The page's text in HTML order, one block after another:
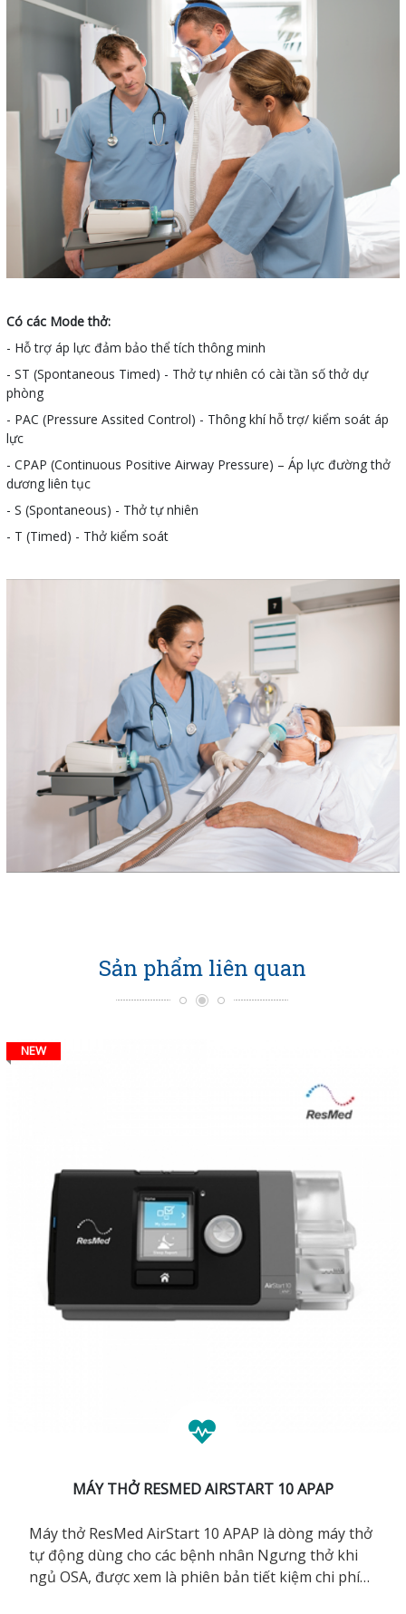
Có các Mode thở:
- Hỗ trợ áp lực đảm bảo thể tích thông minh
- ST (Spontaneous Timed) - Thở tự nhiên có cài tần số thở dự
phòng
- PAC (Pressure Assited Control) - Thông khí hỗ trợ/ kiểm soát áp
lực
- CPAP (Continuous Positive Airway Pressure) – Áp lực đường thở
dương liên tục
- S (Spontaneous) - Thở tự nhiên
- T (Timed) - Thở kiểm soát
Sản phẩm liên quan
NEW
MÁY THỞ RESMED AIRSTART 10 APAP
Máy thở ResMed AirStart 10 APAP là dòng máy thở
tự động dùng cho các bệnh nhân Ngưng thở khi
ngủ OSA, được xem là phiên bản tiết kiệm chi phí